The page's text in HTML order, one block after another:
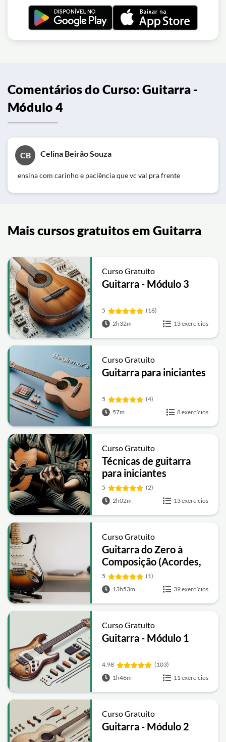
Comentários do Curso: Guitarra -
Módulo 4
CB Celina Beirão Souza
ensina com carinho e paciência que vc vai pra frente
Mais cursos gratuitos em Guitarra
Curso Gratuito
Guitarra - Módulo 3
5
(18)
2h32m
13 exercícios
Curso Gratuito
Guitarra para iniciantes
5
(4)
57m
8 exercícios
Curso Gratuito
Técnicas de guitarra
para iniciantes
5
(2)
2h02m
13 exercícios
Curso Gratuito
Guitarra do Zero à
Composição (Acordes,
Escalas, Improvisação e
Repertório)
5
(1)
13h53m
39 exercícios
Curso Gratuito
Guitarra - Módulo 1
4.98
(103)
1h46m
11 exercícios
Curso Gratuito
Guitarra - Módulo 2